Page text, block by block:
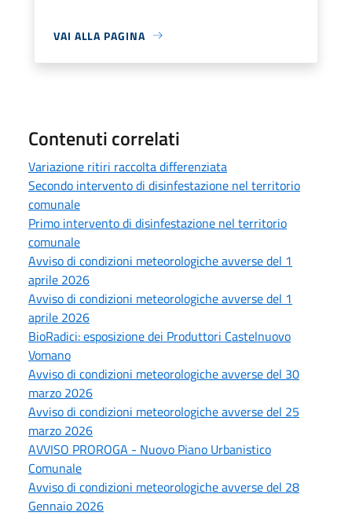
VAI ALLA PAGINA
Contenuti correlati
Variazione ritiri raccolta differenziata
Secondo intervento di disinfestazione nel territorio
comunale
Primo intervento di disinfestazione nel territorio
comunale
Avviso di condizioni meteorologiche avverse del 1
aprile 2026
Avviso di condizioni meteorologiche avverse del 1
aprile 2026
BioRadici: esposizione dei Produttori Castelnuovo
Vomano
Avviso di condizioni meteorologiche avverse del 30
marzo 2026
Avviso di condizioni meteorologiche avverse del 25
marzo 2026
AVVISO PROROGA - Nuovo Piano Urbanistico
Comunale
Avviso di condizioni meteorologiche avverse del 28
Gennaio 2026